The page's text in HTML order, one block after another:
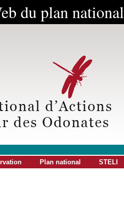
du plan
Plan national STELI